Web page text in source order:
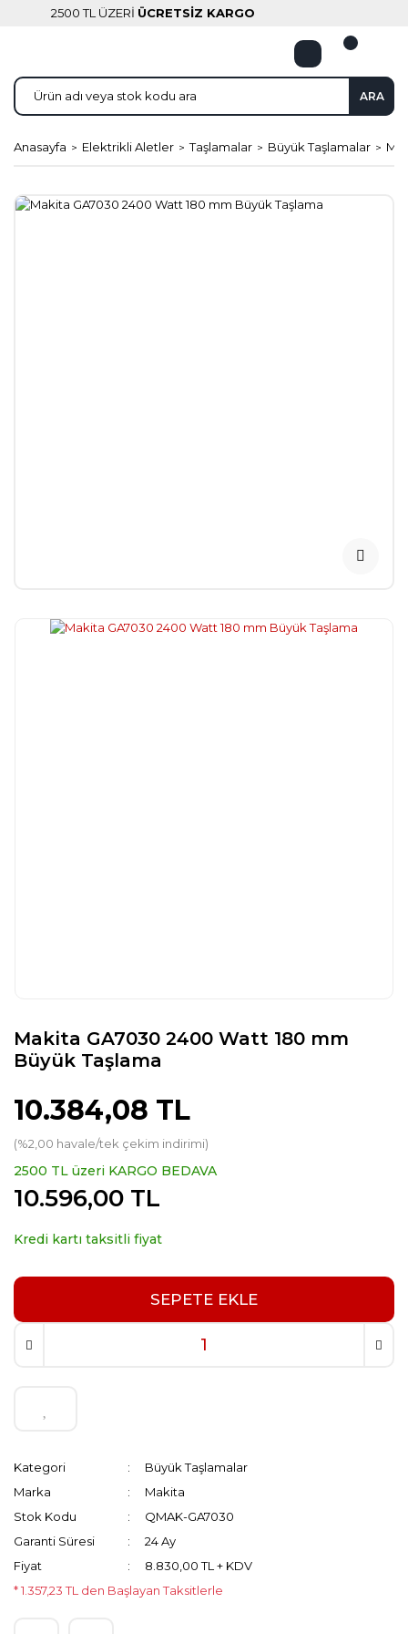
2500 TL ÜZERİ ÜCRETSİZ KARGO
ARA
Anasayfa Elektrikli Aletler Taşlamalar Büyük Taşlamalar
Makita GA7030 2400 Watt 180 mm
Büyük Taşlama
10.384,08 TL
(%2,00 havale/tek çekim indirimi)
2500 TL üzeri KARGO BEDAVA
10.596,00 TL
Kredi kartı taksitli fiyat
SEPETE EKLE
Kategori
Büyük Taşlamalar
Marka
Makita
Stok Kodu
QMAK-GA7030
Garanti Süresi
24 Ay
Fiyat
8.830,00 TL + KDV
* 1.357,23 TL den Başlayan Taksitlerle